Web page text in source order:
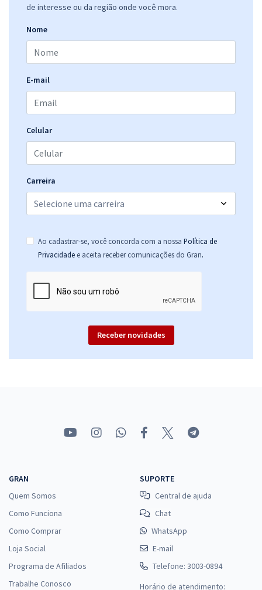
de interesse ou da região onde você mora.
Nome
E-mail
Celular
Carreira
Ao cadastrar-se, você concorda com a nossa Política de
Privacidade e aceita receber comunicações do Gran.
Receber novidades
GRAN
Quem Somos
Como Funciona
Como Comprar
Loja Social
Programa de Afiliados
Trabalhe Conosco
SUPORTE
Central de ajuda
Chat
WhatsApp
E-mail
Telefone: 3003-0894
Horário de atendimento: